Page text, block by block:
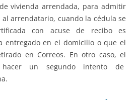
vivienda arrendada, para admitir
arrendatario, cuando la cédula se
con acuse de recibo es
entregado en el domicilio o que el
en Correos. En otro caso, el
un segundo intento de